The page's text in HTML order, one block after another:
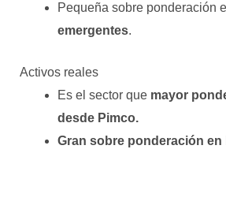
Pequeña sobre ponderación
emergentes.
Activos reales
Es el sector que mayor
desde Pimco.
Gran sobre ponderación